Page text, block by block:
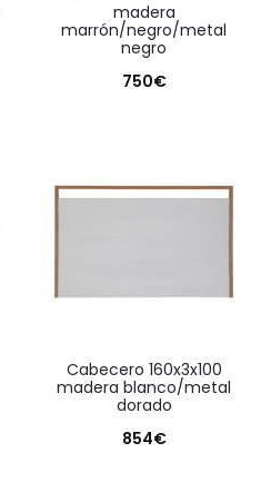
madera
marrón/negro/metal
negro
750€
cabecero 160x3x100
madera blanco/metal
dorado
854€